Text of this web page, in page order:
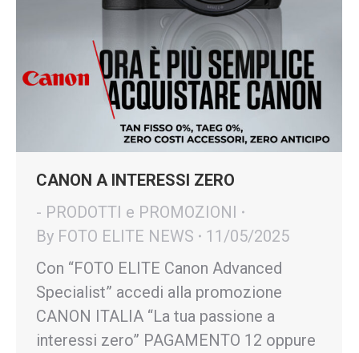
CANON A INTERESSI ZERO
- PRODOTTI e PROMOZIONI
By FOTO ELITE NEWS
11/05/2025
Con “FOTO ELITE Canon Advanced
Specialist” accedi alla promozione
CANON ITALIA “La tua passione a
interessi zero” PAGAMENTO 12 oppure